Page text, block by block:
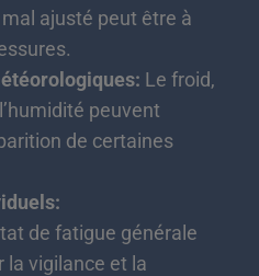
ajusté peut être à
Le froid,
peuvent
de certaines
de fatigue générale
la vigilance et la